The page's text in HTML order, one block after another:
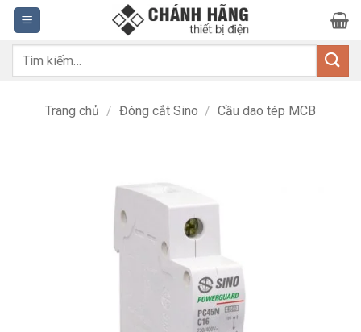
Bỏ
qua
nội
dung
Tìm
Trang chủ / Đóng cắt Sino / Cầu dao tép MCB